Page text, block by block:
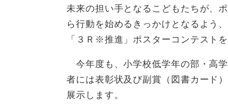
未来の担い手となるこどもたちが、
ら行動を始めるきっかけとなるよう
「３Ｒ※推進」ポスターコンテスト
今年度も、小学校低学年の部・高
者には表彰状及び副賞（図書カード
展示します。